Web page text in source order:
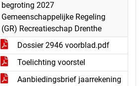
begroting 2027
Gemeenschappelijke Regeling
(GR) Recreatieschap Drenthe
Dossier 2946 voorblad.pdf
Toelichting voorstel
Aanbiedingsbrief jaarrekening